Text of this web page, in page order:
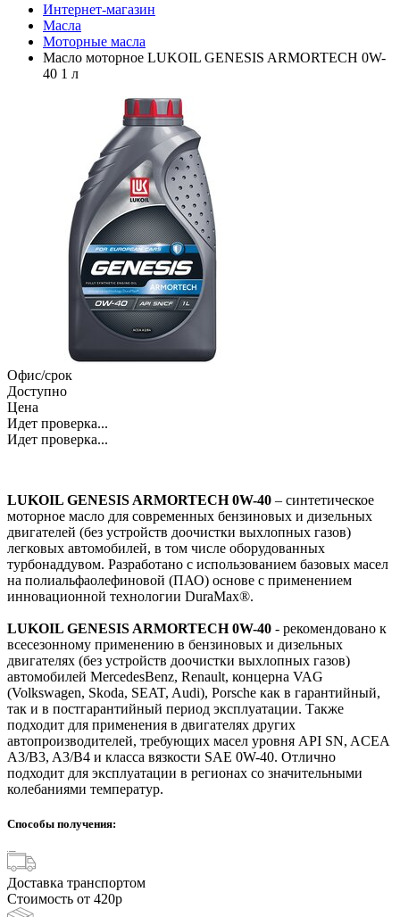
Интернет-магазин
Масла
Моторные масла
Масло моторное LUKOIL GENESIS ARMORTECH 0W-
40 1 л
Офис/срок
Доступно
Цена
Идет проверка...
Идет проверка...
LUKOIL GENESIS ARMORTECH 0W-40 – синтетическое
моторное масло для современных бензиновых и дизельных
двигателей (без устройств доочистки выхлопных газов)
легковых автомобилей, в том числе оборудованных
турбонаддувом. Разработано с использованием базовых масел
на полиальфаолефиновой (ПАО) основе с применением
инновационной технологии DuraMax®.
LUKOIL GENESIS ARMORTECH 0W-40 - рекомендовано к
всесезонному применению в бензиновых и дизельных
двигателях (без устройств доочистки выхлопных газов)
автомобилей MercedesBenz, Renault, концерна VAG
(Volkswagen, Skoda, SEAT, Audi), Porsche как в гарантийный,
так и в постгарантийный период эксплуатации. Также
подходит для применения в двигателях других
автопроизводителей, требующих масел уровня API SN, ACEA
A3/B3, A3/B4 и класса вязкости SAE 0W-40. Отлично
подходит для эксплуатации в регионах со значительными
колебаниями температур.
Способы получения:
Доставка транспортом
Стоимость от 420р